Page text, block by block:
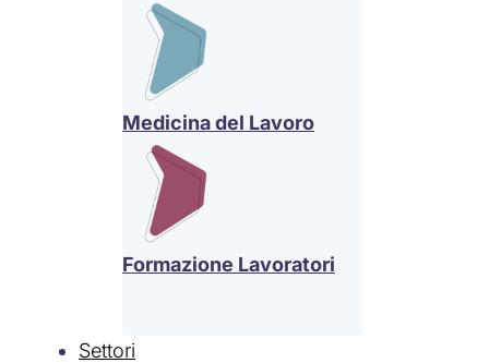
Medicina del Lavoro
Formazione Lavoratori
Settori